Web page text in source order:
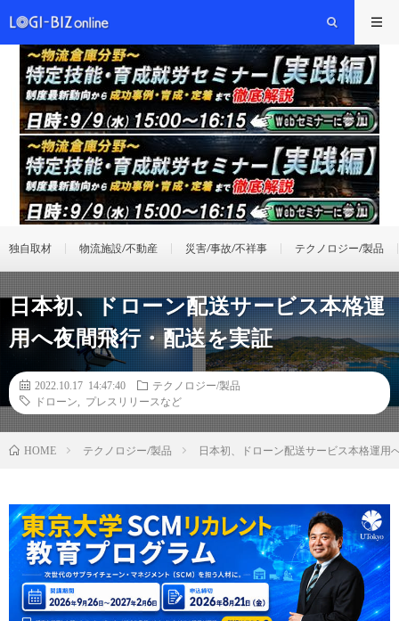
独自取材 物流施設/不動産 災害/事故/不祥事 テクノロジー/製品
日本初、ドローン配送サービス本格運
用へ夜間飛行・配送を実証
2022.10.17 14:47:40
テクノロジー/製品
ドローン
プレスリリースなど
HOME テクノロジー/製品 日本初、ドローン配送サービス本格運用